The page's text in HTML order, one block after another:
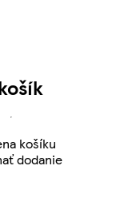
cena košíku
košíku
dodanie